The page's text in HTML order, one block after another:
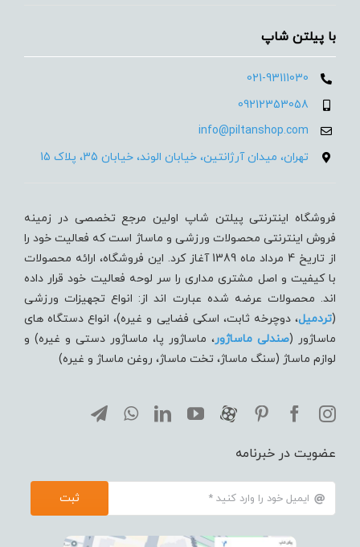
با پیلتن شاپ
021-93111030
09212353058
info@piltanshop.com
تهران، میدان آرژانتین، خیابان الوند، خیابان 35، پلاک 15
فروشگاه اینترنتی پیلتن شاپ اولین مرجع تخصصی در زمینه
فروش اینترنتی محصولات ورزشی و ماساژ است که فعالیت خود را
از تاریخ 4 مرداد ماه 1389 آغاز کرد. این فروشگاه، ارائه محصولات
با کیفیت و اصل مشتری مداری را سر لوحه فعالیت خود قرار داده
اند. محصولات عرضه شده عبارت اند از: انواع تجهیزات ورزشی
(تردميل، دوچرخه ثابت، اسکی فضایی و غیره)، انواع دستگاه های
ماساژور (صندلی ماساژور، ماساژور پا، ماساژور دستی و غیره) و
لوازم ماساژ (سنگ ماساژ، تخت ماساژ، روغن ماساژ و غیره)
عضویت در خبرنامه
ثبت